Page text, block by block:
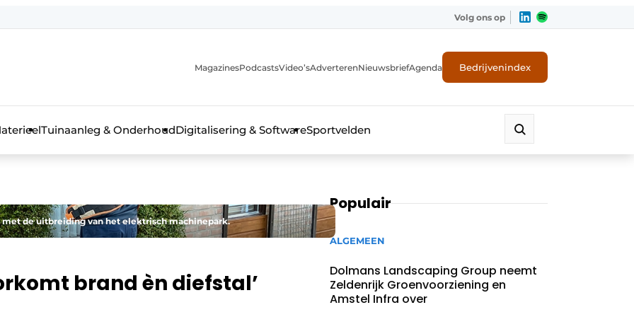
Volg ons op
MagazinesPodcastsVideo’sAdverterenNieuwsbriefAgenda Bedrijvenindex
Tuinaanleg & OnderhoudDigitalisering & SoftwareSportvelden
de uitbreiding van het elektrisch machinepark.
brand èn diefstal’
Populair
ALGEMEEN
Dolmans Landscaping Group neemt
Zeldenrijk Groenvoorziening en
Amstel Infra over